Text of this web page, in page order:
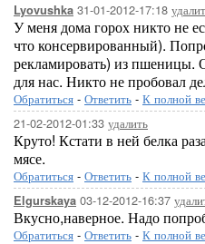
Lyovushka 31-01-2012-17:18
У меня дома горох никто не
что консервированный).
рекламировать) из пшеницы.
для нас. Никто не пробовал
Обратиться - Ответить - К полной
21-02-2012-01:33 удалить
Круто! Кстати в ней белка
мясе.
Обратиться - Ответить - К полной
Elgurskaya 03-12-2012-16:37
Вкусно,наверное. Надо
Обратиться - Ответить - К полной